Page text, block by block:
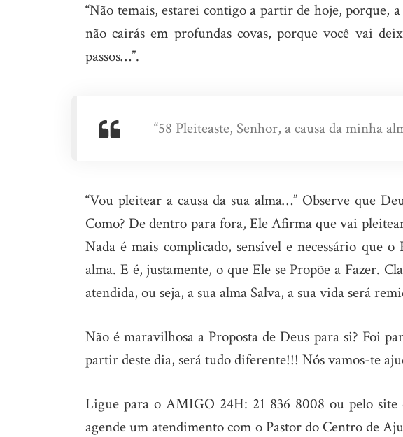
“Não temais, estarei contigo a partir de hoje, porque,
não cairás em profundas covas, porque você vai
passos…”.
“58 Pleiteaste, Senhor, a causa da minha
“Vou pleitear a causa da sua alma…” Observe que
Como? De dentro para fora, Ele Afirma que vai
Nada é mais complicado, sensível e necessário que o
alma. E é, justamente, o que Ele se Propõe a Fazer.
atendida, ou seja, a sua alma Salva, a sua vida será
Não é maravilhosa a Proposta de Deus para si? Foi
partir deste dia, será tudo diferente!!! Nós vamos-te
Ligue para o AMIGO 24H: 21 836 8008 ou pelo
agende um atendimento com o Pastor do Centro de